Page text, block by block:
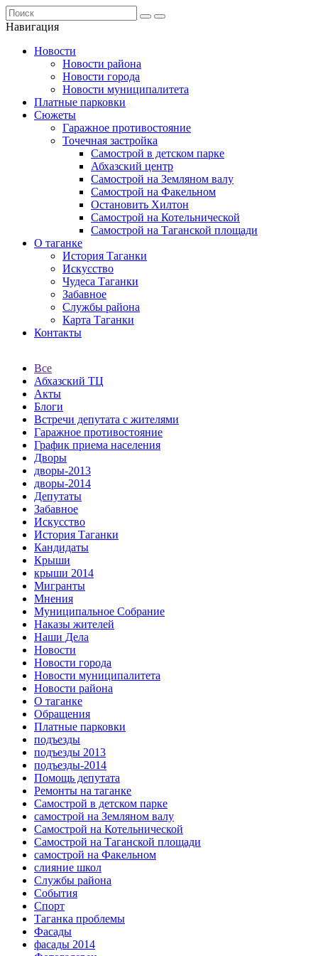
Навигация
Новости
Новости района
Новости города
Новости муниципалитета
Платные парковки
Сюжеты
Гаражное противостояние
Точечная застройка
Самострой в детском парке
Абхазский центр
Самострой на Земляном валу
Самострой на Факельном
Остановить Хилтон
Самострой на Котельнической
Самострой на Таганской площади
О таганке
История Таганки
Искусство
Чудеса Таганки
Забавное
Службы района
Карта Таганки
Контакты
Все
Абхазский ТЦ
Акты
Блоги
Встречи депутата с жителями
Гаражное противостояние
График приема населения
Дворы
дворы-2013
дворы-2014
Депутаты
Забавное
Искусство
История Таганки
Кандидаты
Крыши
крыши 2014
Мигранты
Мнения
Муниципальное Собрание
Наказы жителей
Наши Дела
Новости
Новости города
Новости муниципалитета
Новости района
О таганке
Обращения
Платные парковки
подъезды
подъезды 2013
подъезды-2014
Помощь депутата
Ремонты на таганке
Самострой в детском парке
самострой на Земляном валу
Самострой на Котельнической
Самострой на Таганской площади
самострой на Факельном
слияние школ
Службы района
События
Спорт
Таганка проблемы
Фасады
фасады 2014